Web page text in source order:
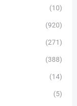
(10)
(920)
(271)
(388)
(14)
(5)